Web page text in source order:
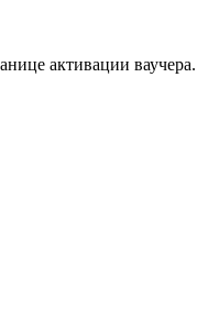
активации ваучера.